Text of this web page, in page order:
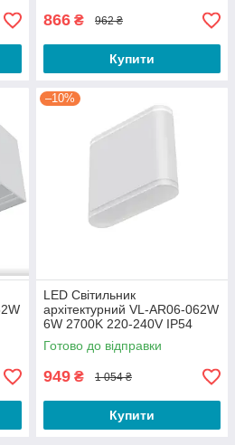
866 ₴ 962 ₴
Купити
–10%
LED Світильник
архітектурний VL-AR06-062W
6W 2700K 220-240V IP54
Videx
Готово до відправки
949 ₴ 1 054 ₴
Купити